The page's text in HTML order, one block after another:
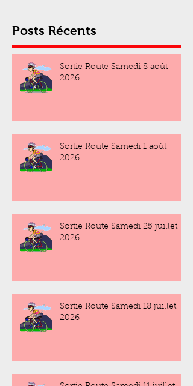
Posts Récents
Sortie Route Samedi 8 août
2026
Sortie Route Samedi 1 août
2026
Sortie Route Samedi 25 juillet
2026
Sortie Route Samedi 18 juillet
2026